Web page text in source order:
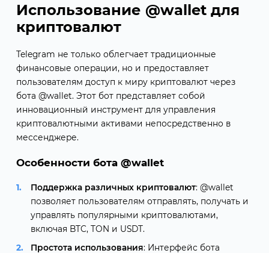
Использование @wallet для
криптовалют
Telegram не только облегчает традиционные
финансовые операции, но и предоставляет
пользователям доступ к миру криптовалют через
бота @wallet. Этот бот представляет собой
инновационный инструмент для управления
криптовалютными активами непосредственно в
мессенджере.
Особенности бота @wallet
Поддержка различных криптовалют: @wallet
позволяет пользователям отправлять, получать и
управлять популярными криптовалютами,
включая BTC, TON и USDT.
Простота использования: Интерфейс бота